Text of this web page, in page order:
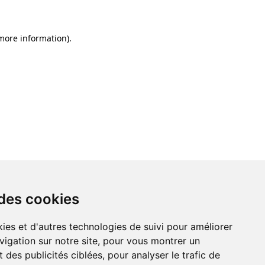
cookies
et d'autres technologies de suivi pour améliorer
sur notre site, pour vous montrer un
des publicités ciblées, pour analyser le trafic de
information).